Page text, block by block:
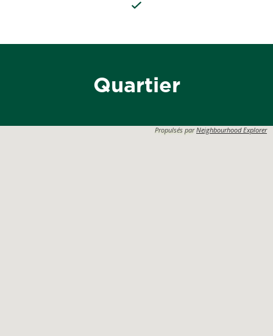
Quartier
Propulsés parNeighbourhood Explorer